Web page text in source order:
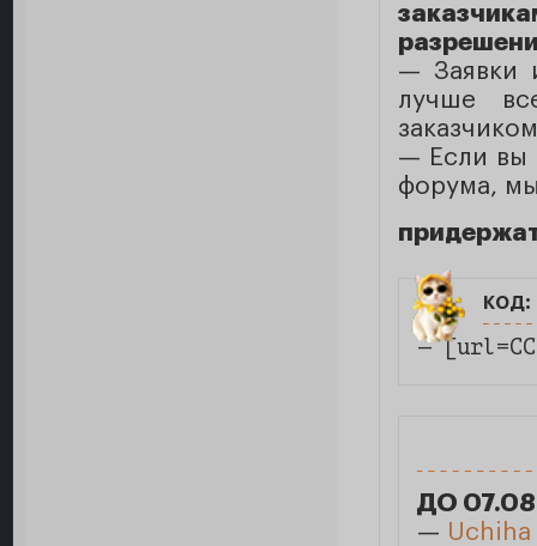
— Заявки
лучше
— Если вы
форума,
код:
—
ДО 07.08
— Uchiha